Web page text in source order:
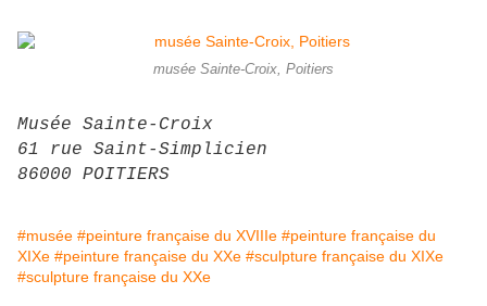
musée Sainte-Croix, Poitiers
Musée Sainte-Croix
61 rue Saint-Simplicien
86000 POITIERS
#musée #peinture française du XVIIIe #peinture française du
XIXe #peinture française du XXe #sculpture française du XIXe
#sculpture française du XXe